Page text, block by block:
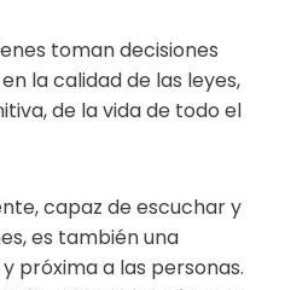
toman decisiones
la calidad de las leyes,
de la vida de todo el
capaz de escuchar y
es también una
y próxima a las personas.